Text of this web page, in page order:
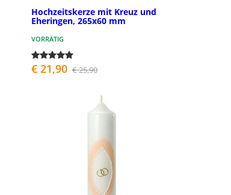
Hochzeitskerze mit Kreuz und
Eheringen, 265x60 mm
VORRÄTIG
€ 21,90 € 25,90